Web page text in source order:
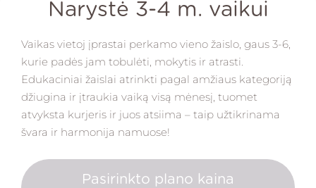
Narystė 3-4 m. vaikui
Vaikas vietoj įprastai perkamo vieno žaislo, gaus 3-6,
kurie padės jam tobulėti, mokytis ir atrasti.
Edukaciniai žaislai atrinkti pagal amžiaus kategoriją
džiugina ir įtraukia vaiką visą mėnesį, tuomet
atvyksta kurjeris ir juos atsiima – taip užtikrinama
švara ir harmonija namuose!
Pasirinkto plano kaina